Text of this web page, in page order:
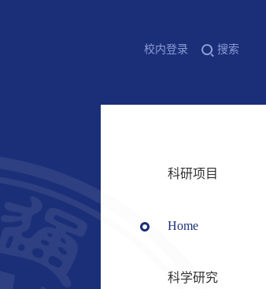
搜索
校内登录
科研项目
Home
科学研究